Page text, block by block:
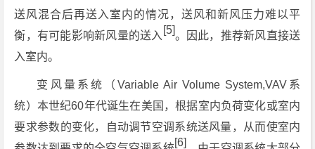
送风混合后再送入室内的情况，送风和新风压力难以平
衡，有可能影响新风量的送入 [5]。因此，推荐新风直接送
入室内。
变风量系统（Variable Air Volume System,VAV系
统）本世纪60年代诞生在美国，根据室内负荷变化或室内
要求参数的变化，自动调节空调系统送风量，从而使室内
[6]